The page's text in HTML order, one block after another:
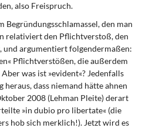
also Freispruch.
Begründungsschlamassel, den man
relativiert den Pflichtverstoß, den
und argumentiert folgendermaßen:
Pflichtverstößen, die außerdem
was ist »evident«? Jedenfalls
dass niemand hätte ahnen
2008 (Lehman Pleite) derart
»in dubio pro libertate« (die
hob sich merklich!). Jetzt wird es